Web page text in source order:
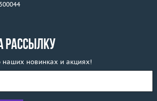
РАССЫЛКУ
наших новинках и акциях!